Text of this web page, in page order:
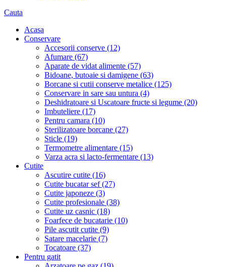
Cauta
Acasa
Conservare
Accesorii conserve (12)
Afumare (67)
Aparate de vidat alimente (57)
Bidoane, butoaie si damigene (63)
Borcane si cutii conserve metalice (125)
Conservare in sare sau untura (4)
Deshidratoare si Uscatoare fructe si legume (20)
Imbuteliere (17)
Pentru camara (10)
Sterilizatoare borcane (27)
Sticle (19)
Termometre alimentare (15)
Varza acra si lacto-fermentare (13)
Cutite
Ascutire cutite (16)
Cutite bucatar sef (27)
Cutite japoneze (3)
Cutite profesionale (38)
Cutite uz casnic (18)
Foarfece de bucatarie (10)
Pile ascutit cutite (9)
Satare macelarie (7)
Tocatoare (37)
Pentru gatit